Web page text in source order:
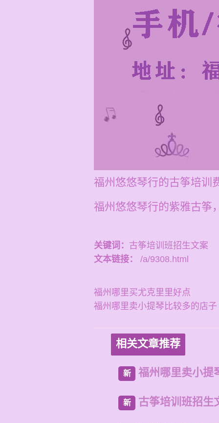
福州悠悠琴行的古筝培训
福州悠悠琴行的紫雅古筝
关键词： 古筝培训班招生文案
文本链接：
/a/9308.html
福州哪里买尤克里里好点
福州哪里卖小提琴比较多的店子
相关文章推荐
新 福州哪里卖小提
新 古筝培训班招生